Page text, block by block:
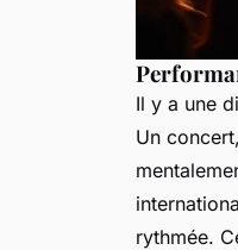
Il y a une
Un
rythmée.